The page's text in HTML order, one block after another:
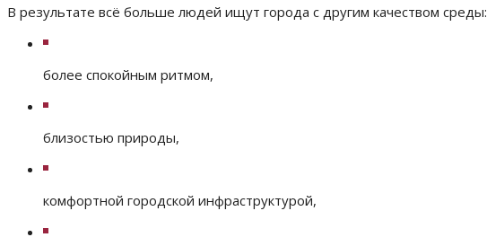
В результате всё больше людей ищут города с другим качеством среды:
более спокойным ритмом,
близостью природы,
комфортной городской инфраструктурой,